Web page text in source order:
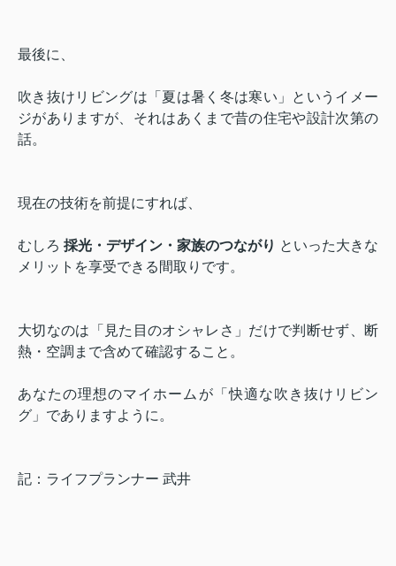
最後に、
吹き抜けリビングは「夏は暑く冬は寒い」というイメー
ジがありますが、それはあくまで昔の住宅や設計次第の
話。
現在の技術を前提にすれば、
むしろ 採光・デザイン・家族のつながり といった大きな
メリットを享受できる間取りです。
大切なのは「見た目のオシャレさ」だけで判断せず、断
熱・空調まで含めて確認すること。
あなたの理想のマイホームが「快適な吹き抜けリビン
グ」でありますように。
記：ライフプランナー 武井